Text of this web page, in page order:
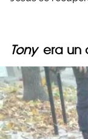
Tonyera un